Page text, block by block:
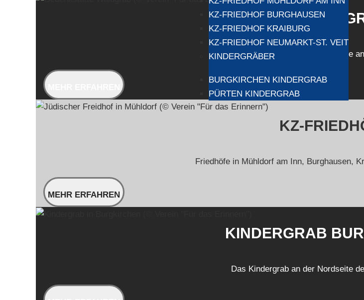
KZ-FRIEDHOF BURGHAUSEN
KZ-FRIEDHOF KRAIBURG
KZ-FRIEDHOF NEUMARKT-ST. VEIT
KINDERGRÄBER
BURGKIRCHEN KINDERGRAB
PÜRTEN KINDERGRAB
Nur eine Bodenmulde erinnerte
KZ-
Friedhöfe in Mühldorf am Inn, Burghausen,
MEHR ERFAHREN
KINDERGRAB
Das Kindergrab an der Nordseite